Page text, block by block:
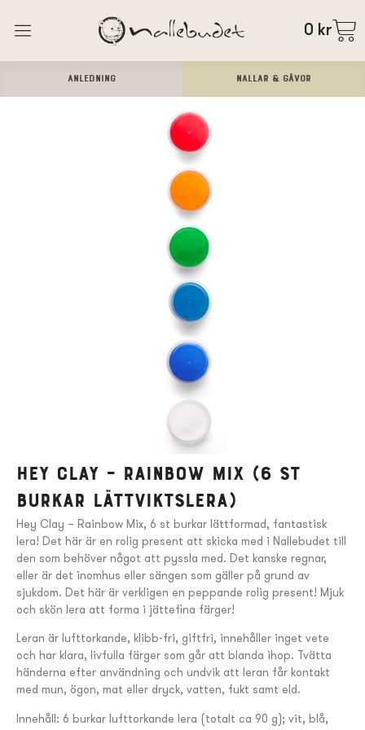
0 kr
ANLEDNING Nallar & Gåvor
Hey Clay – Rainbow Mix (6 st
burkar lättviktslera)
Hey Clay – Rainbow Mix, 6 st burkar lättformad, fantastisk
lera! Det här är en rolig present att skicka med i Nallebudet till
den som behöver något att pyssla med. Det kanske regnar,
eller är det inomhus eller sängen som gäller på grund av
sjukdom. Det här är verkligen en peppande rolig present! Mjuk
och skön lera att forma i jättefina färger!
Leran är lufttorkande, klibb-fri, giftfri, innehåller inget vete
och har klara, livfulla färger som går att blanda ihop. Tvätta
händerna efter användning och undvik att leran får kontakt
med mun, ögon, mat eller dryck, vatten, fukt samt eld.
Innehåll: 6 burkar lufttorkande lera (totalt ca 90 g); vit, blå,